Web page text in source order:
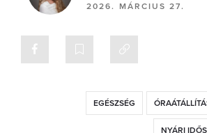
2026. MÁRCIUS 27.
EGÉSZSÉG
NYÁRI